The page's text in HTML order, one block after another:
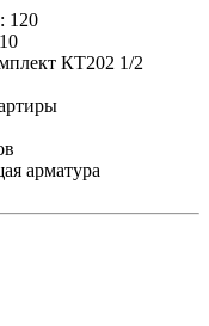
120
10
КТ202 1/2
арматура